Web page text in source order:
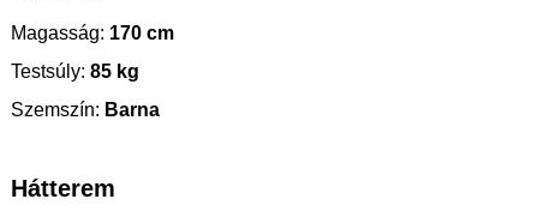
Magasság: 170 cm
Testsúly: 85 kg
Szemszín: Barna
Hátterem